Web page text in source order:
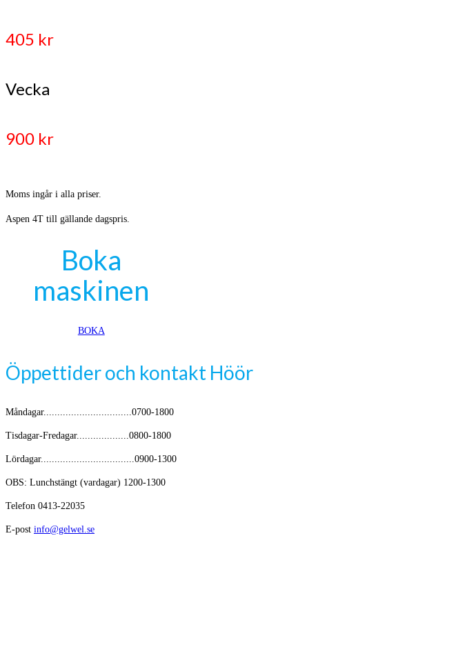
405 kr
Vecka
900 kr
Moms ingår i alla priser.
Aspen 4T till gällande dagspris.
Boka
maskinen
BOKA
Öppettider och kontakt Höör
Måndagar................................0700-1800
Tisdagar-Fredagar...................0800-1800
Lördagar..................................0900-1300
OBS: Lunchstängt (vardagar) 1200-1300
Telefon 0413-22035
E-post info@gelwel.se